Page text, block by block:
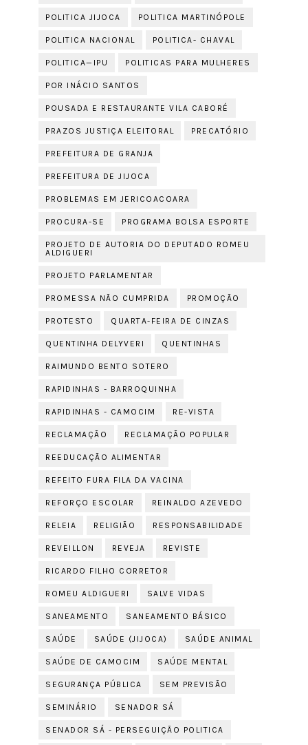
POLITICA JIJOCA POLITICA MARTINÓPOLE
POLITICA NACIONAL POLITICA- CHAVAL
POLITICA—IPU POLITICAS PARA MULHERES
POR INÁCIO SANTOS
POUSADA E RESTAURANTE VILA CABORÉ
PRAZOS JUSTIÇA ELEITORAL PRECATÓRIO
PREFEITURA DE GRANJA
PREFEITURA DE JIJOCA
PROBLEMAS EM JERICOACOARA
PROCURA-SE PROGRAMA BOLSA ESPORTE
PROJETO DE AUTORIA DO DEPUTADO ROMEU
ALDIGUERI
PROJETO PARLAMENTAR
PROMESSA NÃO CUMPRIDA PROMOÇÃO
PROTESTO QUARTA-FEIRA DE CINZAS
QUENTINHA DELYVERI QUENTINHAS
RAIMUNDO BENTO SOTERO
RAPIDINHAS - BARROQUINHA
RAPIDINHAS - CAMOCIM RE-VISTA
RECLAMAÇÃO RECLAMAÇÃO POPULAR
REEDUCAÇÃO ALIMENTAR
REFEITO FURA FILA DA VACINA
REFORÇO ESCOLAR REINALDO AZEVEDO
RELEIA RELIGIÃO RESPONSABILIDADE
REVEILLON REVEJA REVISTE
RICARDO FILHO CORRETOR
ROMEU ALDIGUERI SALVE VIDAS
SANEAMENTO SANEAMENTO BÁSICO
SAÚDE SAÚDE (JIJOCA) SAÚDE ANIMAL
SAÚDE DE CAMOCIM SAÚDE MENTAL
SEGURANÇA PÚBLICA SEM PREVISÃO
SEMINÁRIO SENADOR SÁ
SENADOR SÁ - PERSEGUIÇÃO POLITICA